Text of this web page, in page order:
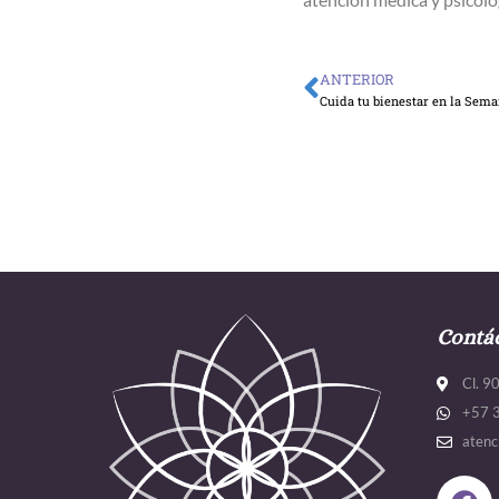
Ant
ANTERIOR
Cuida tu bienestar en la
Cl.
+57
F